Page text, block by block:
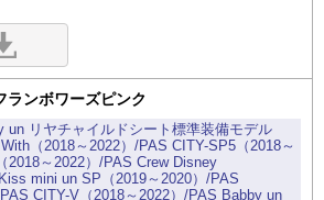
ランボワーズピンク
un リヤチャイルドシート標準装備モデル
（2018～2022）/PAS CITY-SP5（2018～
2018～2022）/PAS Crew Disney
mini un SP（2019～2020）/PAS
CITY-V（2018～2022）/PAS Babby un